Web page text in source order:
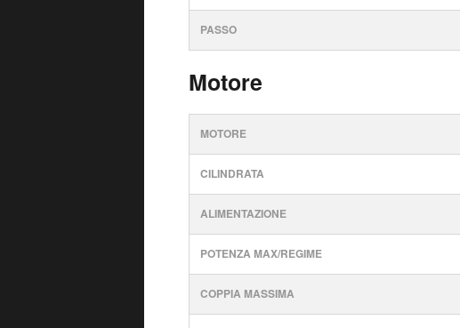
PASSO
Motore
MOTORE
CILINDRATA
ALIMENTAZIONE
POTENZA MAX/REGIME
COPPIA MASSIMA